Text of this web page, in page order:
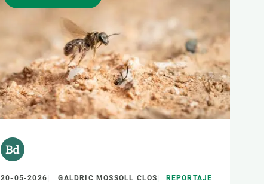
20-05-2026 GALDRIC MOSSOLL CLOS REPORTAJE